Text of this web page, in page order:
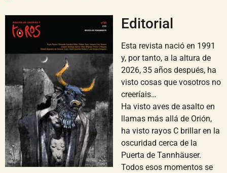
Editorial
Esta revista nació en 1991
y, por tanto, a la altura de
2026, 35 años después, ha
visto cosas que vosotros no
creeríais…
Ha visto aves de asalto en
llamas más allá de Orión,
ha visto rayos C brillar en la
oscuridad cerca de la
Puerta de Tannhäuser.
Todos esos momentos se